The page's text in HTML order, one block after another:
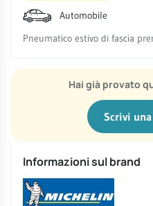
Automobile
Pneumatico estivo di fascia
Hai già provato
Scrivi
Informazioni sul brand